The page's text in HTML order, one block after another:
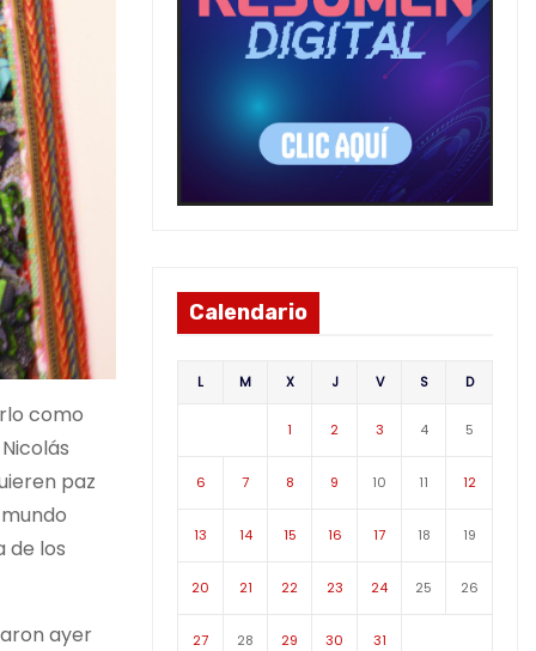
como
paz
de los
ayer
Calendario
L M X J V S D
1 2 3 4 5
6 7 8 9 10 11 12
13 14 15 16 17 18 19
20 21 22 23 24 25 26
27 28 29 30 31